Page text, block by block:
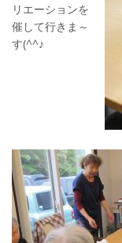
リエーションを
催して行きま～
す(^^♪